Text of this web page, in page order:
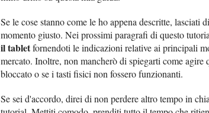
Se le cose stanno come le ho appena descritte, lasciati
momento giusto. Nei prossimi paragrafi di questo
il tabletfornendoti le indicazioni relative ai principali
mercato. Inoltre, non mancherò di spiegarti come agire
bloccato o se i tasti fisici non fossero funzionanti.
Se sei d'accordo, direi di non perdere altro tempo in